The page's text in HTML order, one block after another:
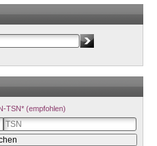
TSN* (empfohlen)